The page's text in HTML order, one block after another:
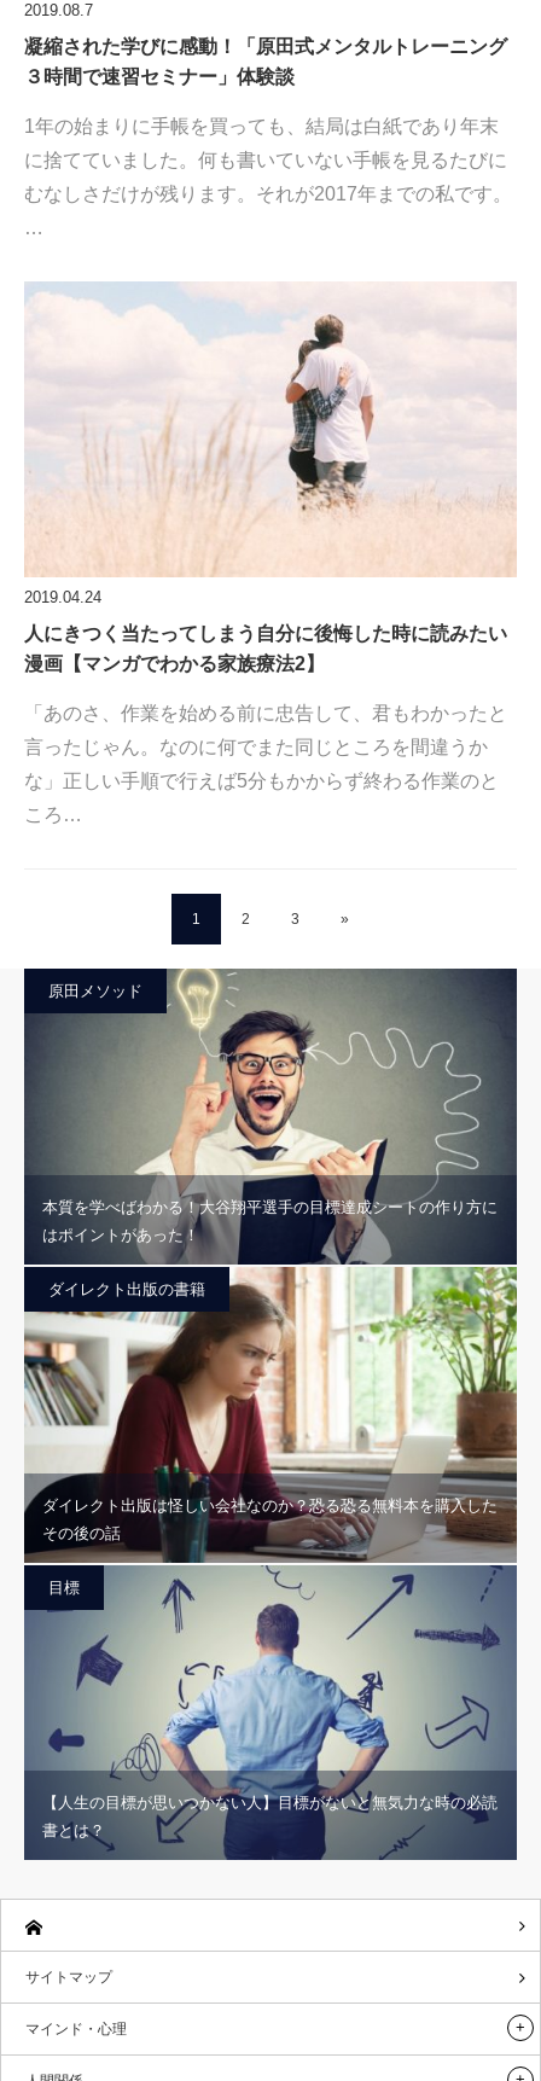
2019.08.7
凝縮された学びに感動！「原田式メンタルトレーニング
３時間で速習セミナー」体験談
1年の始まりに手帳を買っても、結局は白紙であり年末
に捨てていました。何も書いていない手帳を見るたびに
むなしさだけが残ります。それが2017年までの私です。
…
2019.04.24
人にきつく当たってしまう自分に後悔した時に読みたい
漫画【マンガでわかる家族療法2】
「あのさ、作業を始める前に忠告して、君もわかったと
言ったじゃん。なのに何でまた同じところを間違うか
な」正しい手順で行えば5分もかからず終わる作業のと
ころ…
1 2 3 »
原田メソッド
本質を学べばわかる！大谷翔平選手の目標達成シートの作り方に
はポイントがあった！
ダイレクト出版の書籍
ダイレクト出版は怪しい会社なのか？恐る恐る無料本を購入した
その後の話
目標
【人生の目標が思いつかない人】目標がないと無気力な時の必読
書とは？
サイトマップ
マインド・心理